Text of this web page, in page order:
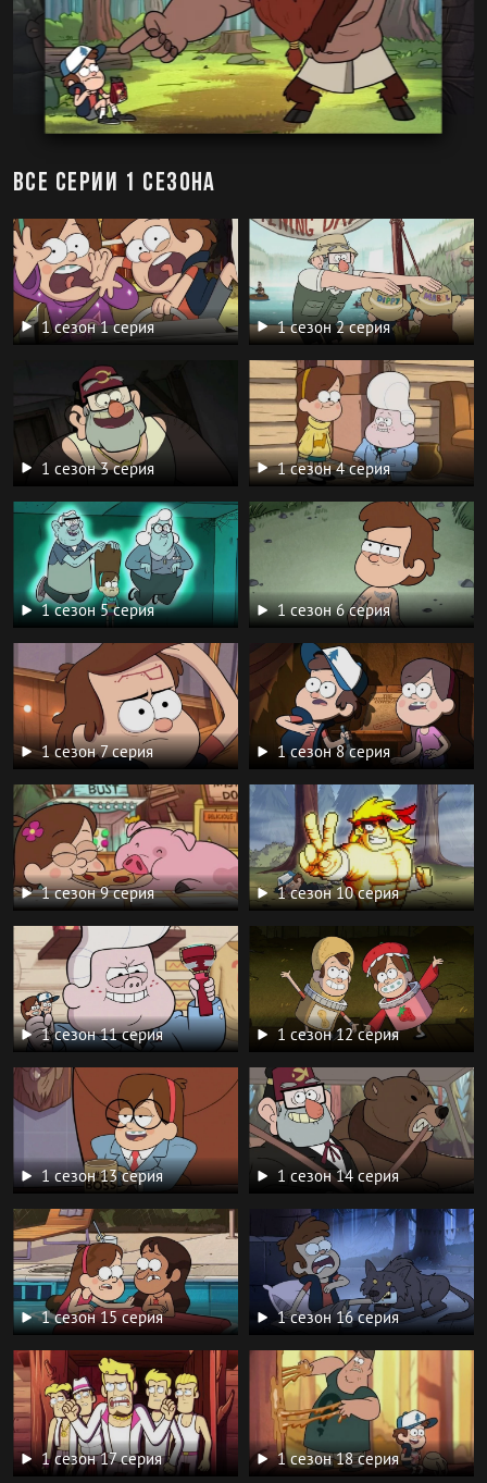
Все серии 1 сезона
1 сезон 1 серия 1 сезон 2 серия
1 сезон 3 серия 1 сезон 4 серия
1 сезон 5 серия 1 сезон 6 серия
1 сезон 7 серия 1 сезон 8 серия
1 сезон 9 серия 1 сезон 10 серия
1 сезон 11 серия 1 сезон 12 серия
1 сезон 13 серия 1 сезон 14 серия
1 сезон 15 серия 1 сезон 16 серия
1 сезон 17 серия 1 сезон 18 серия